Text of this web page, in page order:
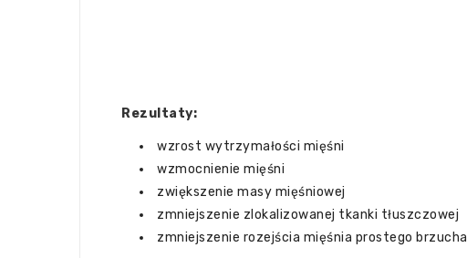
Rezultaty:
wzrost wytrzymałości mięśni
wzmocnienie mięśni
zwiększenie masy mięśniowej
zmniejszenie zlokalizowanej tkanki tłuszczowej
zmniejszenie rozejścia mięśnia prostego brzucha